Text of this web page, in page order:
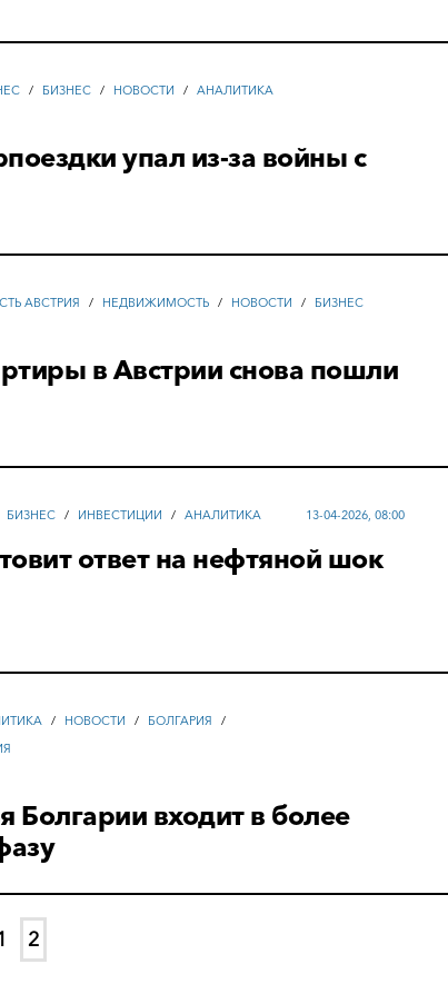
/ БИЗНЕС / НОВОСТИ / АНАЛИТИКА
упал из-за войны с
АВСТРИЯ / НЕДВИЖИМОСТЬ / НОВОСТИ /
БИЗНЕС
в Австрии снова пошли
БИЗНЕС / ИНВЕСТИЦИИ / АНАЛИТИКА 13-04-2026, 08:00
ответ на нефтяной шок
/ НОВОСТИ / БОЛГАРИЯ
/
Болгарии входит в более
2